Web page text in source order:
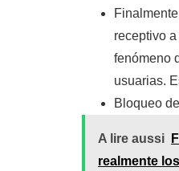
receptivo
fenómeno
usuarias.
Bloqueo
A lire aussi
realmente